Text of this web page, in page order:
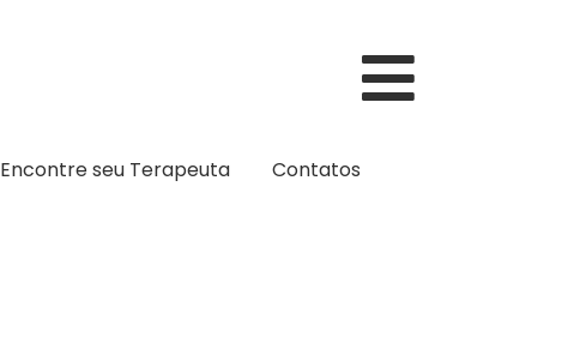
Encontre seu Terapeuta Contatos